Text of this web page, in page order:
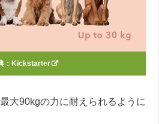
： Kickstarter
大90kgの力に耐えられるように